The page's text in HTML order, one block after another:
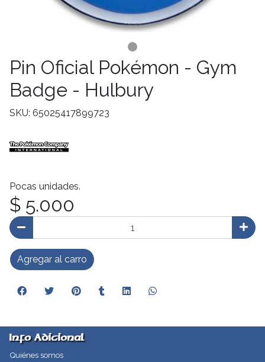
Pin Oficial Pokémon - Gym
Badge - Hulbury
SKU: 65025417899723
Pocas unidades.
$ 5.000
Agregar al carro
Info Adicional
Quiénes somos